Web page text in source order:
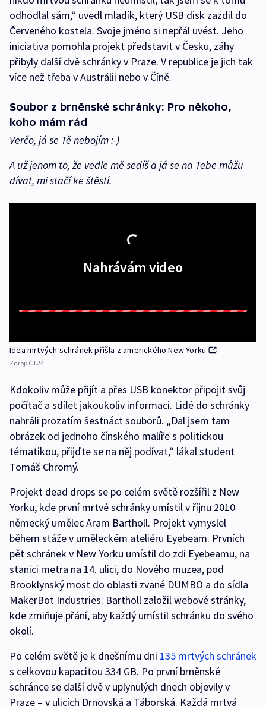
odhodlal sám,“ uvedl mladík, který USB disk zazdil do
Červeného kostela. Svoje jméno si nepřál uvést. Jeho
iniciativa pomohla projekt představit v Česku, záhy
přibyly další dvě schránky v Praze. V republice je jich tak
více než třeba v Austrálii nebo v Číně.
Soubor z brněnské schránky: Pro někoho,
koho mám rád
Verčo, já se Tě nebojím :-)
A už jenom to, že vedle mě sedíš a já se na Tebe můžu
dívat, mi stačí ke štěstí.
Nahrávám video
Idea mrtvých schránek přišla z amerického New Yorku
Zdroj: ČT24
Kdokoliv může přijít a přes USB konektor připojit svůj
počítač a sdílet jakoukoliv informaci. Lidé do schránky
nahráli prozatím šestnáct souborů. „Dal jsem tam
obrázek od jednoho čínského malíře s politickou
tématikou, přijďte se na něj podívat,“ lákal student
Tomáš Chromý.
Projekt dead drops se po celém světě rozšířil z New
Yorku, kde první mrtvé schránky umístil v říjnu 2010
německý umělec Aram Bartholl. Projekt vymyslel
během stáže v uměleckém ateliéru Eyebeam. Prvních
pět schránek v New Yorku umístil do zdi Eyebeamu, na
stanici metra na 14. ulici, do Nového muzea, pod
Brooklynský most do oblasti zvané DUMBO a do sídla
MakerBot Industries. Bartholl založil webové stránky,
kde zmiňuje přání, aby každý umístil schránku do svého
okolí.
Po celém světě je k dnešnímu dni 135 mrtvých schránek
s celkovou kapacitou 334 GB. Po první brněnské
schránce se další dvě v uplynulých dnech objevily v
Praze – v ulicích Drnovská a Táborská. Každá mrtvá